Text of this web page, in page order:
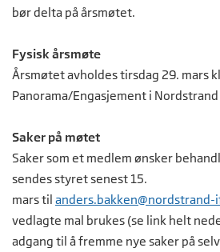
bør delta på årsmøtet.
Fysisk årsmøte
Årsmøtet avholdes tirsdag 29. mars
Panorama/Engasjement i
Saker på møtet
Saker som et medlem ønsker
sendes styret senest 15.
mars til anders.bakken@nordstrand-
vedlagte mal brukes (se link helt
adgang til å fremme nye saker på